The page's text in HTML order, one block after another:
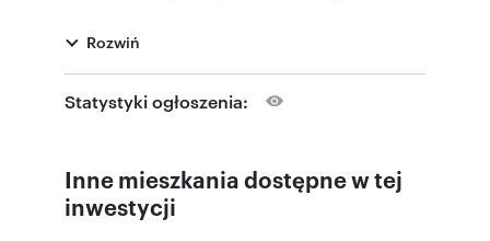
W ramach inwestycji powstanie nowoczesny
apartamentowiec o wysokim standardzie,
z wewnętrznym dziedzińcem, strefami
strefą fitness przeznaczoną dla mieszkańców.
Budynek będzie liczył od 4 do 8 pięter, a w jego
strukturze zaplanowano 371 komfortowych
Rozwiń
Statystyki ogłoszenia:
Inne mieszkania dostępne w tej
inwestycji